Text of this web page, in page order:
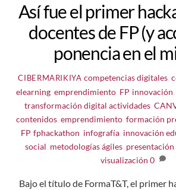
Así fue el primer
docentes de FP (y
ponencia en el
CIBERMARIKIYA competencias digitales,
elearning, emprendimiento, FP, innovación
transformación digital actividades
contenidos, emprendimiento, formación
FP, fphackathon infografía, innovación
social metodologías ágiles presentación
visualización 0
Bajo el título de FormaT&T, el primer